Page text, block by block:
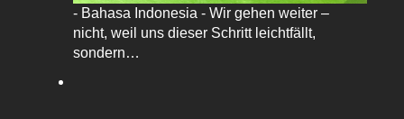
- Bahasa Indonesia - Wir gehen weiter –
nicht, weil uns dieser Schritt leichtfällt,
sondern…